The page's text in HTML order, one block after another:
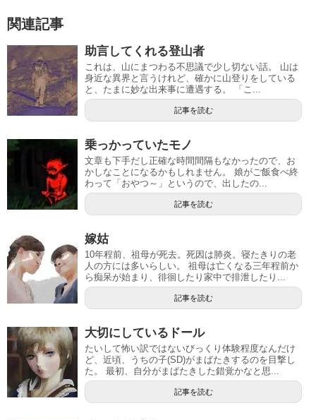
関連記事
助言してくれる登山者
これは、山にまつわる不思議で少し切ない話。 山は
身近な異界と言うけれど、確かに山登りをしている
と、たまに妙な出来事に遭遇する。 「こ...
記事を読む
乗っかっていたモノ
文章も下手だし正確な時間間隔もなかったので、お
かしなことになるかもしれません。 娘がご飯食べ終
わって「おやつ～」というので、出したの...
記事を読む
嫁姑
10年程前、祖母が死去。死因は肺炎。寝たきりの老
人の方には多いらしい。 祖母は亡くなる三年程前か
ら痴呆が始まり、徘徊したり家中で排泄したり...
記事を読む
大切にしているドール
たいして怖い訳ではないびっくり体験程度なんだけ
ど、近頃、うちの子(SD)がまばたきするのを目撃し
た。 最初、自分がまばたきした錯覚かなと思...
記事を読む